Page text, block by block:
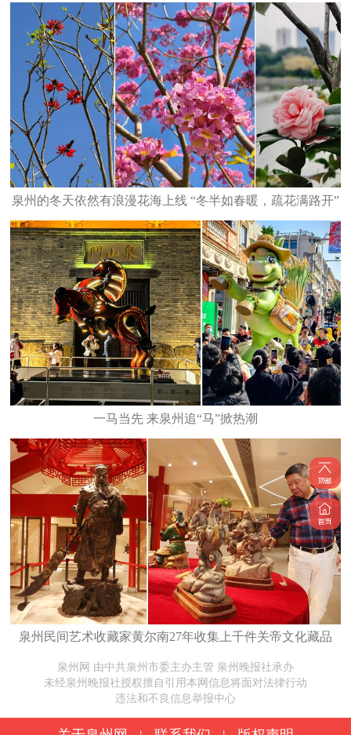
泉州的冬天依然有浪漫花海上线 “冬半如春暖，疏花满路开”
一马当先 来泉州追“马”掀热潮
泉州民间艺术收藏家黄尔南27年收集上千件关帝文化藏品
泉州网 由中共泉州市委主办主管 泉州晚报社承办
未经泉州晚报社授权擅自引用本网信息将面对法律行动
违法和不良信息举报中心